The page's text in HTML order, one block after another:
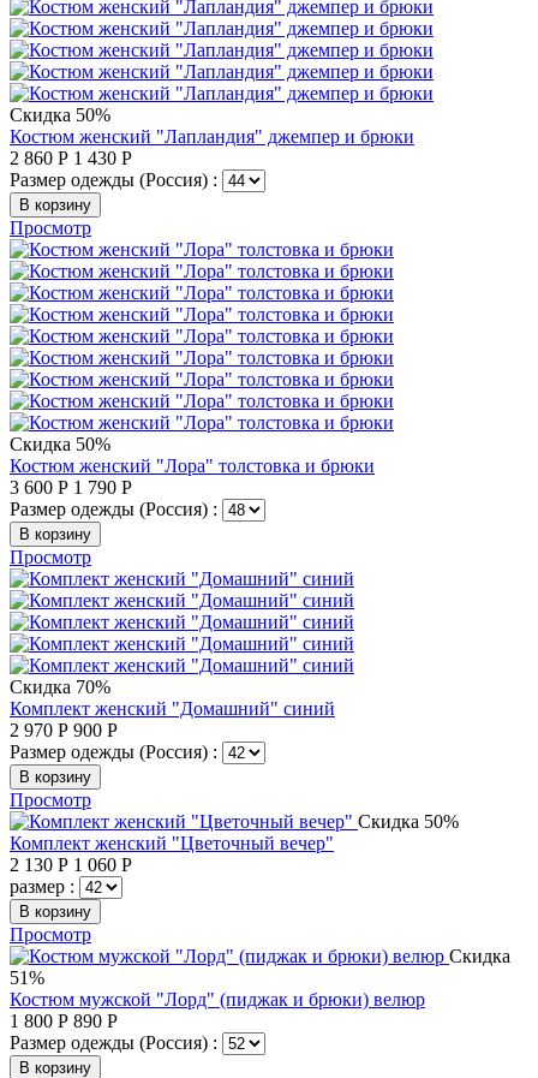
Скидка 50%
Костюм женский "Лапландия" джемпер и брюки
2 860 Р 1 430 Р
Размер одежды (Россия) :
В корзину
Просмотр
Скидка 50%
Костюм женский "Лора" толстовка и брюки
3 600 Р 1 790 Р
Размер одежды (Россия) :
В корзину
Просмотр
Скидка 70%
Комплект женский "Домашний" синий
2 970 Р 900 Р
Размер одежды (Россия) :
В корзину
Просмотр
Скидка 50%
Комплект женский "Цветочный вечер"
2 130 Р 1 060 Р
размер :
В корзину
Просмотр
Скидка
51%
Костюм мужской "Лорд" (пиджак и брюки) велюр
1 800 Р 890 Р
Размер одежды (Россия) :
В корзину